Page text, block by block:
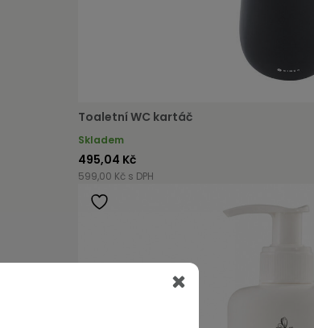
Toaletní WC kartáč
Skladem
495,04 Kč
599,00 Kč s DPH